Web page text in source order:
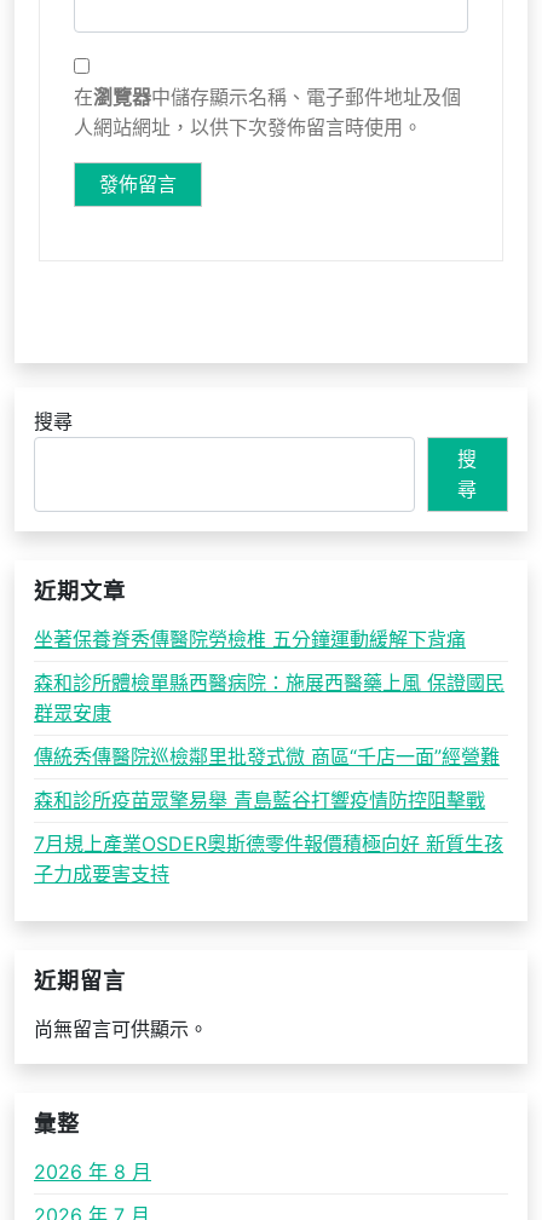
在瀏覽器中儲存顯示名稱、電子郵件地址及個
人網站網址，以供下次發佈留言時使用。
搜尋
搜
尋
近期文章
坐著保養脊秀傳醫院勞檢椎 五分鐘運動緩解下背痛
森和診所體檢單縣西醫病院：施展西醫藥上風 保證國民
群眾安康
傳統秀傳醫院巡檢鄰里批發式微 商區“千店一面”經營難
森和診所疫苗眾擎易舉 青島藍谷打響疫情防控阻擊戰
7月規上產業OSDER奧斯德零件報價積極向好 新質生孩
子力成要害支持
近期留言
尚無留言可供顯示。
彙整
2026 年 8 月
2026 年 7 月